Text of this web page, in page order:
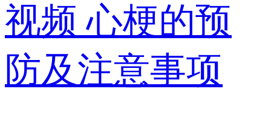
视频 心梗的预
防及注意事项